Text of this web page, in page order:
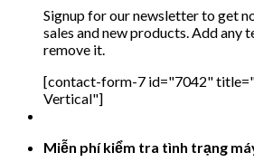
Signup for our newsletter to get
sales and new products. Add any
remove it.
[contact-form-7 id="7042"
Vertical"]
Miễn phí kiểm tra tình trạng